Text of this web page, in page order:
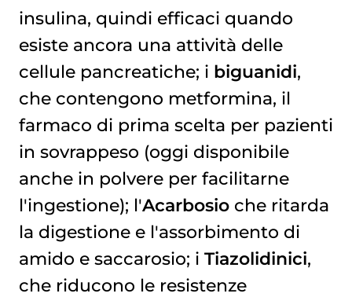
insulina, quindi efficaci quando
esiste ancora una attività delle
cellule pancreatiche; i biguanidi,
che contengono metformina, il
farmaco di prima scelta per pazienti
in sovrappeso (oggi disponibile
anche in polvere per facilitarne
l'ingestione); l'Acarbosioche ritarda
la digestione e l'assorbimento di
amido e saccarosio; i Tiazolidinici,
che riducono le resistenze